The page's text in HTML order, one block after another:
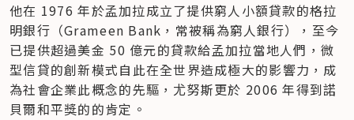
他在 1976 年於孟加拉成立了提供窮人小額貸款的格拉
明銀行（Grameen Bank，常被稱為窮人銀行），至今
已提供超過美金 50 億元的貸款給孟加拉當地人們，微
型信貸的創新模式自此在全世界造成極大的影響力，成
為社會企業此概念的先驅，尤努斯更於 2006 年得到諾
貝爾和平獎的的肯定。